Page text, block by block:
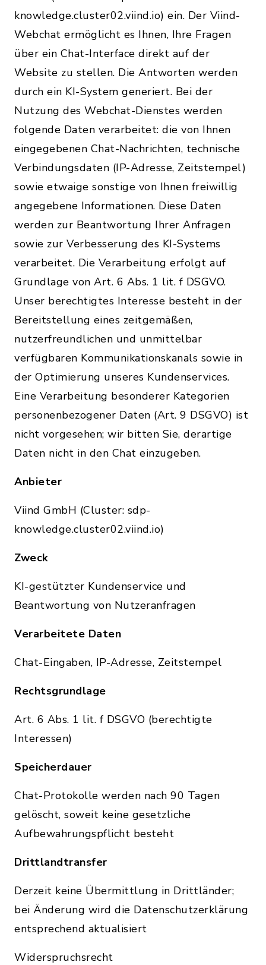
knowledge.cluster02.viind.io) ein. Der Viind-
Webchat ermöglicht es Ihnen, Ihre Fragen
über ein Chat-Interface direkt auf der
Website zu stellen. Die Antworten werden
durch ein KI-System generiert. Bei der
Nutzung des Webchat-Dienstes werden
folgende Daten verarbeitet: die von Ihnen
eingegebenen Chat-Nachrichten, technische
Verbindungsdaten (IP-Adresse, Zeitstempel)
sowie etwaige sonstige von Ihnen freiwillig
angegebene Informationen. Diese Daten
werden zur Beantwortung Ihrer Anfragen
sowie zur Verbesserung des KI-Systems
verarbeitet. Die Verarbeitung erfolgt auf
Grundlage von Art. 6 Abs. 1 lit. f DSGVO.
Unser berechtigtes Interesse besteht in der
Bereitstellung eines zeitgemäßen,
nutzerfreundlichen und unmittelbar
verfügbaren Kommunikationskanals sowie in
der Optimierung unseres Kundenservices.
Eine Verarbeitung besonderer Kategorien
personenbezogener Daten (Art. 9 DSGVO) ist
nicht vorgesehen; wir bitten Sie, derartige
Daten nicht in den Chat einzugeben.
Anbieter
Viind GmbH (Cluster: sdp-
knowledge.cluster02.viind.io)
Zweck
KI-gestützter Kundenservice und
Beantwortung von Nutzeranfragen
Verarbeitete Daten
Chat-Eingaben, IP-Adresse, Zeitstempel
Rechtsgrundlage
Art. 6 Abs. 1 lit. f DSGVO (berechtigte
Interessen)
Speicherdauer
Chat-Protokolle werden nach 90 Tagen
gelöscht, soweit keine gesetzliche
Aufbewahrungspflicht besteht
Drittlandtransfer
Derzeit keine Übermittlung in Drittländer;
bei Änderung wird die Datenschutzerklärung
entsprechend aktualisiert
Widerspruchsrecht